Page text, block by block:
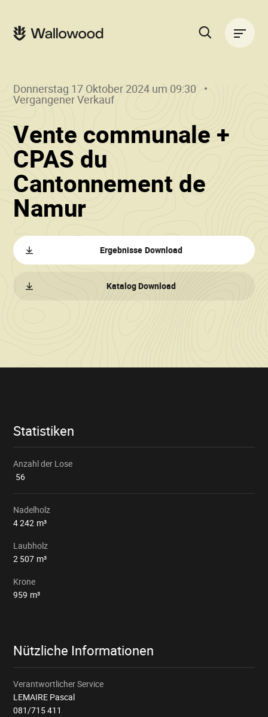
springen
springen
Vente communale +
CPAS du
Cantonnement de
Namur()•
Wallowood
Donnerstag 17 Oktober 2024 um 09:30
Vergangener Verkauf
Ergebnisse Download
Katalog Download
Verkaufsinformationen
Statistiken
Anzahl der Lose
56
Nadelholz
4 242 m³
Laubholz
2 507 m³
Krone
959 m³
Nützliche Informationen
Verantwortlicher Service
LEMAIRE Pascal
081/715 411